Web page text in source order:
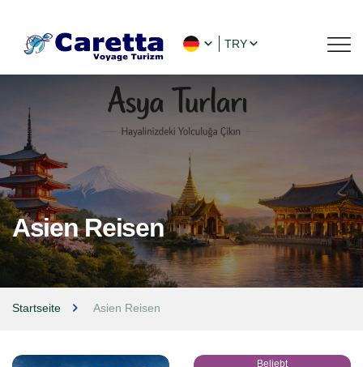
TRY
Asien Reisen
Startseite Asien Reisen
Beliebt